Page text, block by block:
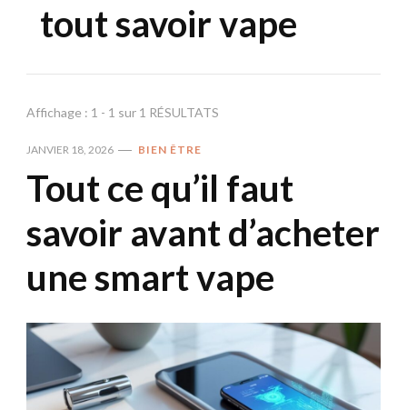
tout savoir vape
Affichage : 1 - 1 sur 1 RÉSULTATS
JANVIER 18, 2026 BIEN ÊTRE
Tout ce qu’il faut
savoir avant d’acheter
une smart vape